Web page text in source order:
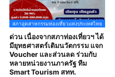
สภาอุตสาหกรรมท่องเที่ยวแห่งประเทศไทย
ด่วน เนื่องจากสภาท่องเที่ยวฯ ได้
มียุทธศาสตร์เติมนวัตกรรม แจก
Voucher และส่วนลด ร่วมกับ
หลายหน่วยงานภาครัฐ ทีม
Smart Tourism สทท.